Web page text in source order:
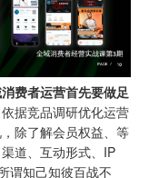
费者运营首先要做足
据竞品调研优化运营
除了解会员权益、等
道、互动形式、IP
谓知己知彼百战不